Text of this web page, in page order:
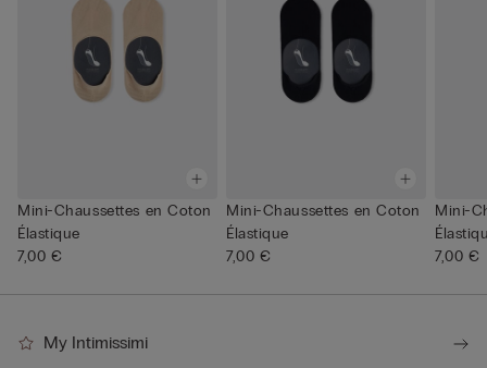
Mini-Chaussettes en Coton
Élastique
7,00 €
Mini-Chaussettes en Coton
Élastique
7,00 €
Mini-
7,00 €
My Intimissimi